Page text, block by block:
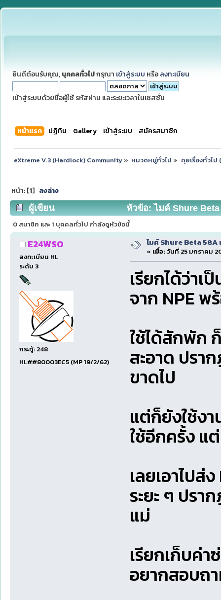
ยินดีต้อนรับคุณ, บุคคลทั่วไปกรุณา เข้าสู่ระบบ หรือ ลงทะเบียน
เข้าสู่ระบบด้วยชื่อผู้ใช้ รหัสผ่าน และระยะเวลาในเซสชั่น
หน้าแรก ปฏิทิน Gallery เข้าสู่ระบบ สมัครสมาชิก
eXtreme V.3 (Hardlock) Community» หมวดหมู่ทั่วไป » คุยเรื่องทั่วไป
หน้า: [1] ลงล่าง
ผู้เขียน หัวข้อ: ไมค์ Shure Beta
0 สมาชิก และ 1 บุคคลทั่วไป กำลังดูหัวข้อนี้
E24WSO
ลงทะเบียน HL
ระดับ 3
กระทู้: 248
HL##80003EC5 (MP 19/2/62)
ไมค์ Shure Beta
« เมื่อ:วันที่ 25 มกราคม
เรียกได้ว่าเ
จาก NPE พ
ใช้ได้สักพัก
สะอาด ปร
ขาดไป
แต่ก็ยังใช้ง
ใช้อีกครั้ง แ
เลยเอาไปส่
ระยะ ๆ ปรา
แม่
เรียกเก็บค่
อยากสอบถ